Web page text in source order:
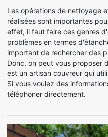
Les opérations de nettoyage
réalisées sont importantes
effet, il faut faire ces genres
problèmes en termes
important de rechercher des
Donc, on peut vous proposer
est un artisan couvreur qui
Si vous voulez des
téléphoner directement.